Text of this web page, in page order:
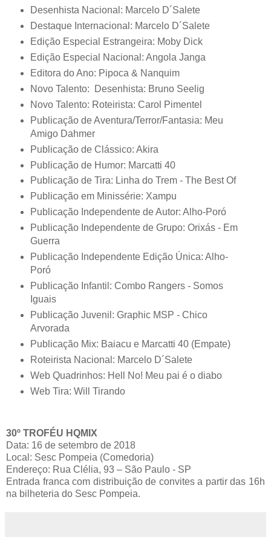
Desenhista Nacional: Marcelo D´Salete
Destaque Internacional: Marcelo D´Salete
Edição Especial Estrangeira: Moby Dick
Edição Especial Nacional: Angola Janga
Editora do Ano: Pipoca & Nanquim
Novo Talento: Desenhista: Bruno Seelig
Novo Talento: Roteirista: Carol Pimentel
Publicação de Aventura/Terror/Fantasia: Meu
Amigo Dahmer
Publicação de Clássico: Akira
Publicação de Humor: Marcatti 40
Publicação de Tira: Linha do Trem - The Best Of
Publicação em Minissérie: Xampu
Publicação Independente de Autor: Alho-Poró
Publicação Independente de Grupo: Orixás - Em
Guerra
Publicação Independente Edição Única: Alho-
Poró
Publicação Infantil: Combo Rangers - Somos
Iguais
Publicação Juvenil: Graphic MSP - Chico
Arvorada
Publicação Mix: Baiacu e Marcatti 40 (Empate)
Roteirista Nacional: Marcelo D´Salete
Web Quadrinhos: Hell No! Meu pai é o diabo
Web Tira: Will Tirando
30º TROFÉU HQMIX
Data: 16 de setembro de 2018
Local: Sesc Pompeia (Comedoria)
Endereço: Rua Clélia, 93 – São Paulo - SP
Entrada franca com distribuição de convites a partir das 16h
na bilheteria do Sesc Pompeia.